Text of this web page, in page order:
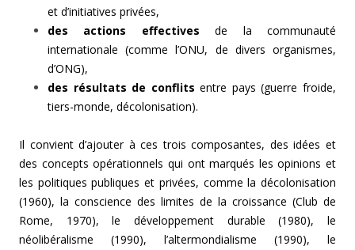
et d’initiatives privées,
des actions effectives de la communauté
internationale (comme l’ONU, de divers organismes,
d’ONG),
des résultats de conflits entre pays (guerre froide,
tiers-monde, décolonisation).
Il convient d’ajouter à ces trois composantes, des idées et
des concepts opérationnels qui ont marqués les opinions et
les politiques publiques et privées, comme la décolonisation
(1960), la conscience des limites de la croissance (Club de
Rome, 1970), le développement durable (1980), le
néolibéralisme (1990), l’altermondialisme (1990), le